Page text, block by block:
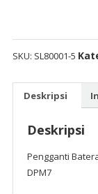
VS9
DPM6
SKU: SL80001-5
Deskripsi
Deskripsi
Pengganti
DPM7